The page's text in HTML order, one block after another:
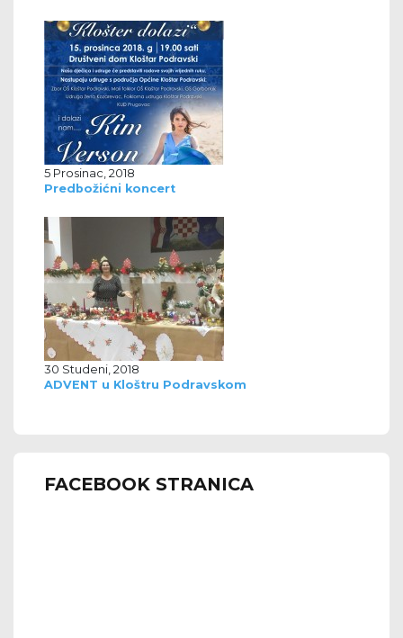
5 Prosinac, 2018
Predbožićni koncert
30 Studeni, 2018
ADVENT u Kloštru Podravskom
FACEBOOK STRANICA